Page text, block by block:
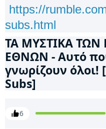
https://
subs.html
ΤΑ ΜΥΣΤΙΚΑ
ΕΘΝΩΝ - Αυτό
γνωρίζουν όλοι!
Subs]
6